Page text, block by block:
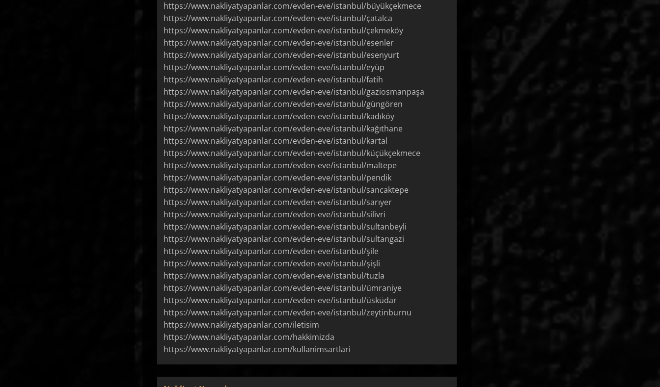
https://www.nakliyatyapanlar.com/evden-eve/istanbul/büyükçekmece
https://www.nakliyatyapanlar.com/evden-eve/istanbul/çatalca
https://www.nakliyatyapanlar.com/evden-eve/istanbul/çekmeköy
https://www.nakliyatyapanlar.com/evden-eve/istanbul/esenler
https://www.nakliyatyapanlar.com/evden-eve/istanbul/esenyurt
https://www.nakliyatyapanlar.com/evden-eve/istanbul/eyüp
https://www.nakliyatyapanlar.com/evden-eve/istanbul/fatih
https://www.nakliyatyapanlar.com/evden-eve/istanbul/gaziosmanpaşa
https://www.nakliyatyapanlar.com/evden-eve/istanbul/güngören
https://www.nakliyatyapanlar.com/evden-eve/istanbul/kadıköy
https://www.nakliyatyapanlar.com/evden-eve/istanbul/kağıthane
https://www.nakliyatyapanlar.com/evden-eve/istanbul/kartal
https://www.nakliyatyapanlar.com/evden-eve/istanbul/küçükçekmece
https://www.nakliyatyapanlar.com/evden-eve/istanbul/maltepe
https://www.nakliyatyapanlar.com/evden-eve/istanbul/pendik
https://www.nakliyatyapanlar.com/evden-eve/istanbul/sancaktepe
https://www.nakliyatyapanlar.com/evden-eve/istanbul/sarıyer
https://www.nakliyatyapanlar.com/evden-eve/istanbul/silivri
https://www.nakliyatyapanlar.com/evden-eve/istanbul/sultanbeyli
https://www.nakliyatyapanlar.com/evden-eve/istanbul/sultangazi
https://www.nakliyatyapanlar.com/evden-eve/istanbul/şile
https://www.nakliyatyapanlar.com/evden-eve/istanbul/şişli
https://www.nakliyatyapanlar.com/evden-eve/istanbul/tuzla
https://www.nakliyatyapanlar.com/evden-eve/istanbul/ümraniye
https://www.nakliyatyapanlar.com/evden-eve/istanbul/üsküdar
https://www.nakliyatyapanlar.com/evden-eve/istanbul/zeytinburnu
https://www.nakliyatyapanlar.com/iletisim
https://www.nakliyatyapanlar.com/hakkimizda
https://www.nakliyatyapanlar.com/kullanimsartlari